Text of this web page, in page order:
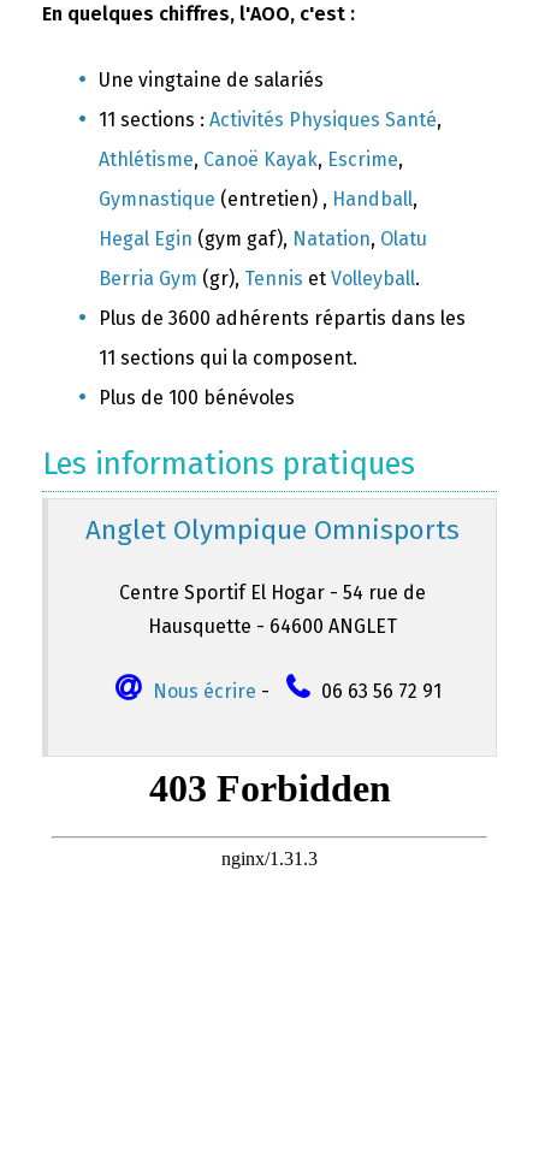
En quelques chiffres, l'AOO, c'est :
Une vingtaine de salariés
11 sections : Activités Physiques Santé,
Athlétisme, Canoë Kayak, Escrime,
Gymnastique (entretien) , Handball,
Hegal Egin (gym gaf), Natation, Olatu
Berria Gym (gr), Tennis et Volleyball.
Plus de 3600 adhérents répartis dans les
11 sections qui la composent.
Plus de 100 bénévoles
Les informations pratiques
Anglet Olympique Omnisports
Centre Sportif El Hogar - 54 rue de
Hausquette - 64600 ANGLET
Nous écrire - 06 63 56 72 91